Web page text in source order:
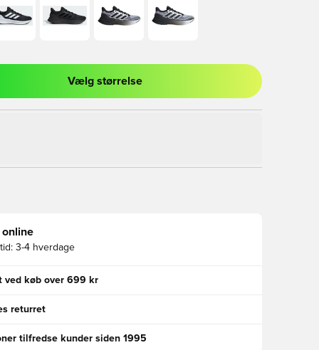
til at logge ind eller tilmelde dig som medlem
Vælg størrelse
online
3-4 hverdage
ved køb over 699 kr
returret
tilfredse kunder siden 1995